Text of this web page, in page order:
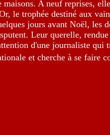
maisons. A neuf reprises,
le trophée destiné aux
jours avant Noël, les
Leur querelle,
d'une journaliste qui
et cherche à se faire